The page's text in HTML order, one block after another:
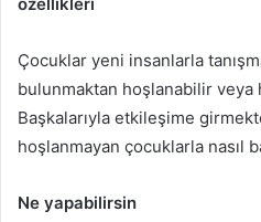
Çocuklar yeni insanlarla
bulunmaktan hoşlanabilir veya
Başkalarıyla etkileşime
hoşlanmayan çocuklarla nasıl
Ne yapabilirsin